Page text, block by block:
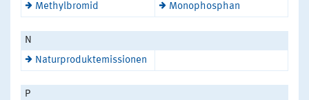
Methylbromid
Monophosphan
N
Naturproduktemissionen
P